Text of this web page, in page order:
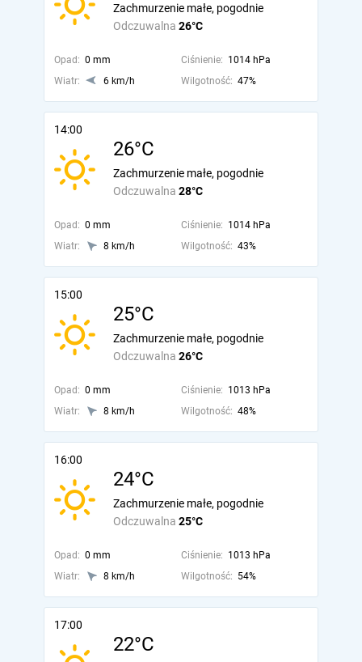
Odczuwalna 26°C
Zachmurzenie małe, pogodnie
Opad: 0 mm Ciśnienie: 1014 hPa
Wiatr:
6 km/h Wilgotność: 47%
14:00
26°C
Odczuwalna 28°C
Zachmurzenie małe, pogodnie
Opad: 0 mm Ciśnienie: 1014 hPa
Wiatr:
8 km/h Wilgotność: 43%
15:00
25°C
Odczuwalna 26°C
Zachmurzenie małe, pogodnie
Opad: 0 mm Ciśnienie: 1013 hPa
Wiatr:
8 km/h Wilgotność: 48%
16:00
24°C
Odczuwalna 25°C
Zachmurzenie małe, pogodnie
Opad: 0 mm Ciśnienie: 1013 hPa
Wiatr:
8 km/h Wilgotność: 54%
17:00
22°C